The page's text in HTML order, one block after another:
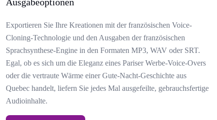
Exportieren Sie Ihre Kreationen mit der französischen Voice-
Cloning-Technologie und den Ausgaben der französischen
Sprachsynthese-Engine in den Formaten MP3, WAV oder SRT.
Egal, ob es sich um die Eleganz eines Pariser Werbe-Voice-Overs
oder die vertraute Wärme einer Gute-Nacht-Geschichte aus
Quebec handelt, liefern Sie jedes Mal ausgefeilte, gebrauchsfertige
Audioinhalte.